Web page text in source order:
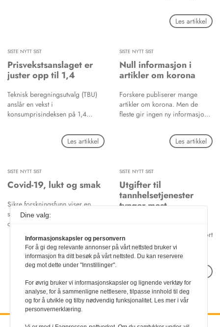
kunnskapsformidling. Prisen for
2020 går til professor dr. juris
kunnskapsformidling om etikk
og rettssikkerhet.
Les artikkel
SISTE NYTT SIST
Prisvekstsanslaget er
juster opp til 1,4
Teknisk beregningsutvalg (TBU)
anslår en vekst i
konsumprisindeksen på 1,4
Les artikkel
SISTE NYTT SIST
Null informasjon i
artikler om korona
Forskere publiserer mange
artikler om korona. Men de
fleste gir ingen ny informasjon,
Les artikkel
SISTE NYTT SIST
Covid-19, lukt og smak
Sikre forskningsfunn viser en
sammenheng mellom covid-19
og tap av lukt og smak, skriver
odont.uio.no. Det er en av
hovedkonklusjonene i en nylig
publisert artikkel i hvor
forsker ved Det odontologiske
I tillegg fant forskerne ut at
kjemesthese, som handler om
berøring og smertesans i
slimhinnene, også blir påvirket av
covid-19. 100 lukt- og
Les artikkel
SISTE NYTT SIST
Utgifter til
tannhelsetjenester
tynger mest
publiserte 24. august en rapport
om økonomi, helse og
livskvalitet. Den bygger på data
i levekårsundersøkelsen EU-SILC
Dine valg:
Informasjonskapsler og personvern
For å gi deg relevante annonser på vårt nettsted bruker vi
informasjon fra ditt besøk på vårt nettsted. Du kan reservere
deg mot dette under "Innstillinger".
For øvrig bruker vi informasjonskapsler og lignende verktøy for
analyse, for å sammenligne nettlesere, tilpasse innhold til deg
og for å utvikle og tilby nødvendig funksjonalitet. Les mer i vår
personvernerklæring.